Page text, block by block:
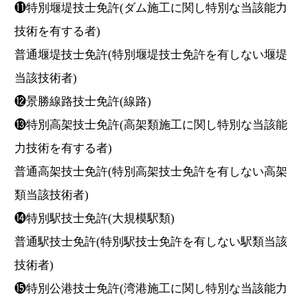
⓫特別堰堤技士免許(ダム施工に関し特別な当該能力
技術を有する者)
普通堰堤技士免許(特別堰堤技士免許を有しない堰堤
当該技術者)
⓬景勝線路技士免許(線路)
⓭特別高架技士免許(高架類施工に関し特別な当該能
力技術を有する者)
普通高架技士免許(特別高架技士免許を有しない高架
類当該技術者)
⓮特別駅技士免許(大規模駅類)
普通駅技士免許(特別駅技士免許を有しない駅類当該
技術者)
⓯特別公港技士免許(湾港施工に関し特別な当該能力